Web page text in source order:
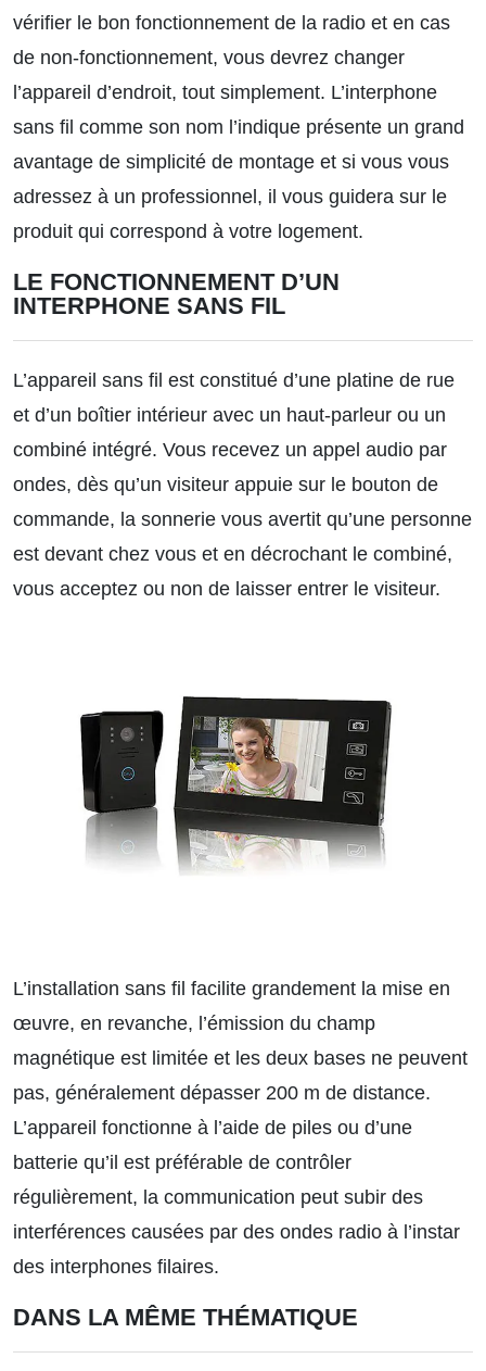
vérifier le bon fonctionnement de la radio et en cas
de non-fonctionnement, vous devrez changer
l’appareil d’endroit, tout simplement. L’interphone
sans fil comme son nom l’indique présente un grand
avantage de simplicité de montage et si vous vous
adressez à un professionnel, il vous guidera sur le
produit qui correspond à votre logement.
LE FONCTIONNEMENT D’UN
INTERPHONE SANS FIL
L’appareil sans fil est constitué d’une platine de rue
et d’un boîtier intérieur avec un haut-parleur ou un
combiné intégré. Vous recevez un appel audio par
ondes, dès qu’un visiteur appuie sur le bouton de
commande, la sonnerie vous avertit qu’une personne
est devant chez vous et en décrochant le combiné,
vous acceptez ou non de laisser entrer le visiteur.
L’installation sans fil facilite grandement la mise en
œuvre, en revanche, l’émission du champ
magnétique est limitée et les deux bases ne peuvent
pas, généralement dépasser 200 m de distance.
L’appareil fonctionne à l’aide de piles ou d’une
batterie qu’il est préférable de contrôler
régulièrement, la communication peut subir des
interférences causées par des ondes radio à l’instar
des interphones filaires.
DANS LA MÊME THÉMATIQUE